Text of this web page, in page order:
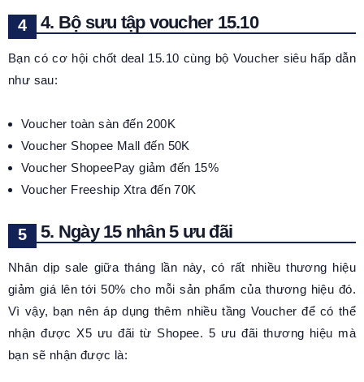
4. Bộ sưu tập voucher 15.10
Bạn có cơ hội chốt deal 15.10 cùng bộ Voucher siêu hấp dẫn
như sau:
Voucher toàn sàn đến 200K
Voucher Shopee Mall đến 50K
Voucher ShopeePay giảm đến 15%
Voucher Freeship Xtra đến 70K
5. Ngày 15 nhân 5 ưu đãi
Nhân dịp sale giữa tháng lần này, có rất nhiều thương hiệu
giảm giá lên tới 50% cho mỗi sản phẩm của thương hiệu đó.
Vì vậy, bạn nên áp dụng thêm nhiều tầng Voucher để có thể
nhận được X5 ưu đãi từ Shopee. 5 ưu đãi thương hiệu mà
bạn sẽ nhận được là: